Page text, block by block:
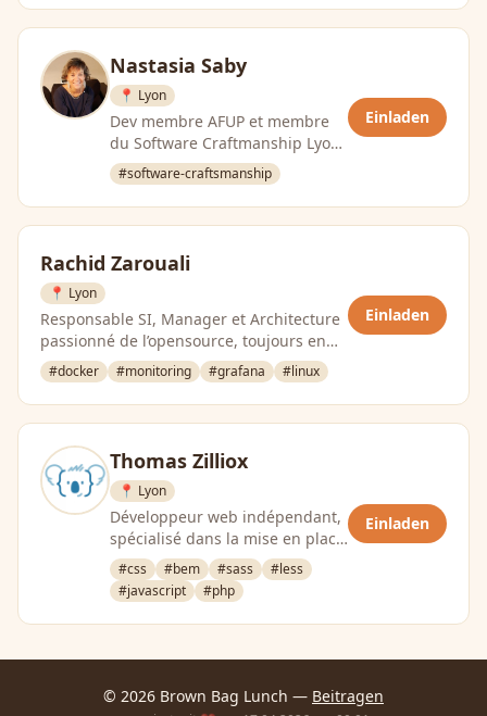
Nastasia Saby
📍 Lyon
Dev membre AFUP et membre
du Software Craftmanship Lyon,
fan de Big Data et de Software
Craftsmanship
#software-craftsmanship
Einladen
Rachid Zarouali
📍 Lyon
Responsable SI, Manager et Architecture
passionné de l’opensource, toujours en
quête de nouveaux challenges
#docker #monitoring #grafana #linux
Einladen
Thomas Zilliox
📍 Lyon
Développeur web indépendant,
spécialisé dans la mise en place
de bonnes pratiques CSS &
JavaScript.
#css #bem #sass
#less
#javascript
#php
Einladen
© 2026 Brown Bag Lunch — Beitragen